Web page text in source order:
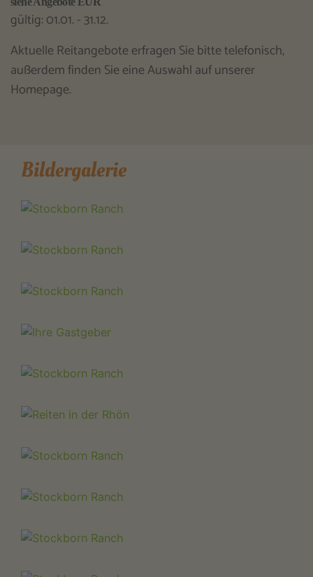
gültig: 01.01. - 31.12.
Aktuelle Reitangebote erfragen Sie bitte telefonisch,
außerdem finden Sie eine Auswahl auf unserer
Homepage.
Bildergalerie